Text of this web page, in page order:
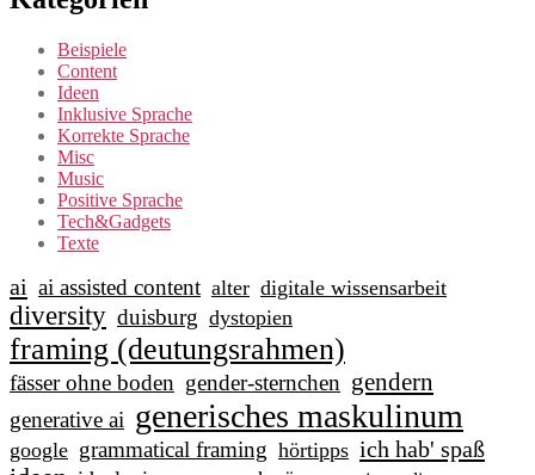
Beispiele
Content
Ideen
Inklusive Sprache
Korrekte Sprache
Misc
Music
Positive Sprache
Tech&Gadgets
Texte
ai ai assisted content alter digitale wissensarbeit
diversity duisburg dystopien
framing (deutungsrahmen)
fässer ohne boden gender-sternchen gendern
generative ai generisches maskulinum
google grammatical framing hörtipps ich hab' spaß